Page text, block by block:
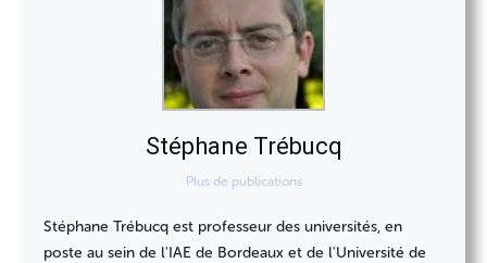
Stéphane Trébucq
Plus de publications
Stéphane Trébucq est professeur des universités, en
poste au sein de l'IAE de Bordeaux et de l'Université de